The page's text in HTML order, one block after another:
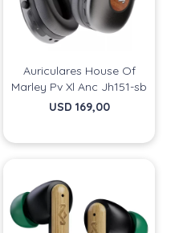
Auriculares House Of
Marley Pv Xl Anc Jh151-sb
USD 169,00